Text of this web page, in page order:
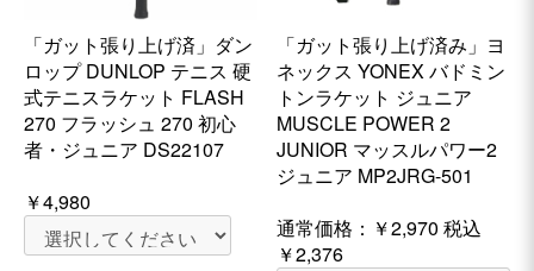
「ガット張り上げ済」ダン
ロップ DUNLOP テニス 硬
式テニスラケット FLASH
270 フラッシュ 270 初心
者・ジュニア DS22107
￥4,980
「ガット張り上げ済み」ヨ
ネックス YONEX バドミン
トンラケット ジュニア
MUSCLE POWER 2
JUNIOR マッスルパワー2
ジュニア MP2JRG-501
通常価格： ￥2,970 税込
￥2,376